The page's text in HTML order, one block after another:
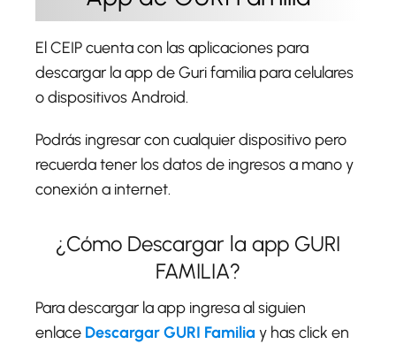
El CEIP cuenta con las aplicaciones para
descargar la app de Guri familia para celulares
o dispositivos Android.
Podrás ingresar con cualquier dispositivo pero
recuerda tener los datos de ingresos a mano y
conexión a internet.
¿Cómo Descargar la app GURI
FAMILIA?
Para descargar la app ingresa al siguien
enlace Descargar GURI Familia y has click en